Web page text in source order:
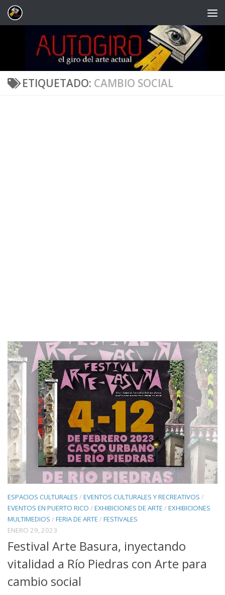
Saltar al contenido
ETIQUETADO: CAMBIO SOCIAL
ESPACIOS CULTURALES /EVENTOS CULTURALES Y RECREATIVOS /
EVENTOS EN PUERTO RICO /EXHIBICIONES DE ARTE /EXHIBICIONES
MULTIMEDIOS /FERIA DE ARTE /FESTIVALES
ENERO 29, 2023
Festival Arte Basura, inyectando
vitalidad a Río Piedras con Arte para
cambio social